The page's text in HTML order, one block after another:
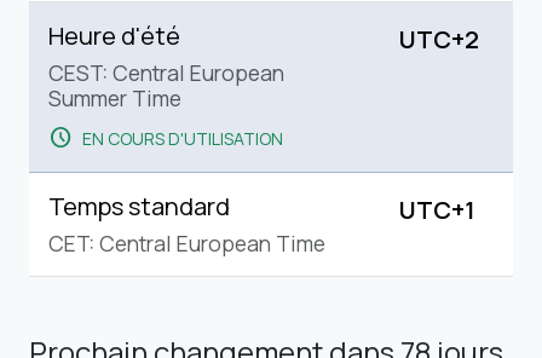
Heure d'été
CEST: Central European
Summer Time
schedule EN COURS D'UTILISATION
UTC+2
Temps standard
CET: Central European Time
UTC+1